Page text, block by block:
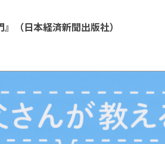
（日本経済新聞出版社）